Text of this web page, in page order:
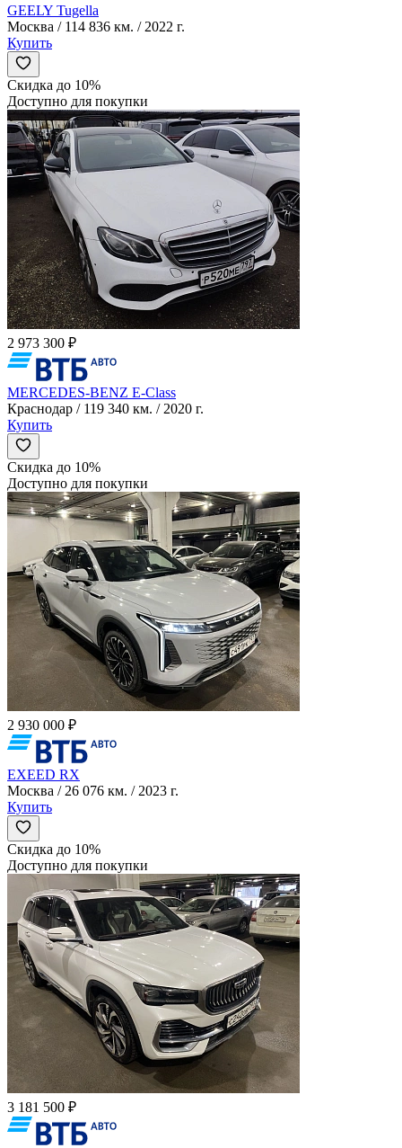
GEELY Tugella
Москва / 114 836 км. / 2022 г.
Купить
Скидка до 10%
Доступно для покупки
2 973 300 ₽
MERCEDES-BENZ E-Class
Краснодар / 119 340 км. / 2020 г.
Купить
Скидка до 10%
Доступно для покупки
2 930 000 ₽
EXEED RX
Москва / 26 076 км. / 2023 г.
Купить
Скидка до 10%
Доступно для покупки
3 181 500 ₽